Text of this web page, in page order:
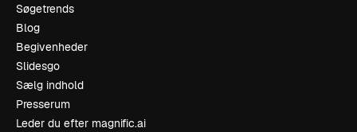
Søgetrends
Blog
Begivenheder
Slidesgo
Sælg indhold
Presserum
Leder du efter magnific.ai